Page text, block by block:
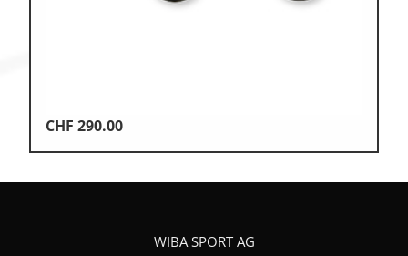
CHF 290.00
WIBA SPORT AG